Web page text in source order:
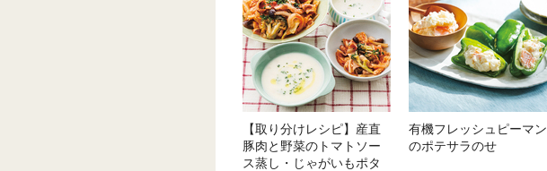
【取り分けレシピ】産直
豚肉と野菜のトマトソー
ス蒸し・じゃがいもポタ
有機フレッシュピーマン
のポテサラのせ